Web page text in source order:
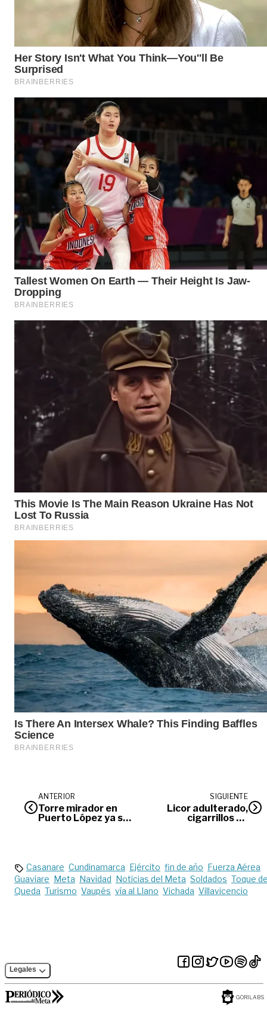
ANTERIOR
Torre mirador en
Puerto López ya se
SIGUIENTE
Licor adulterado,
cigarrillos de
Casanare Cundinamarca Ejército fin de año Fuerza Aérea
Guaviare Meta Navidad Noticias del Meta Soldados Toque
Queda Turismo Vaupés vía al Llano Vichada Villavicencio
Legales
GORILABS